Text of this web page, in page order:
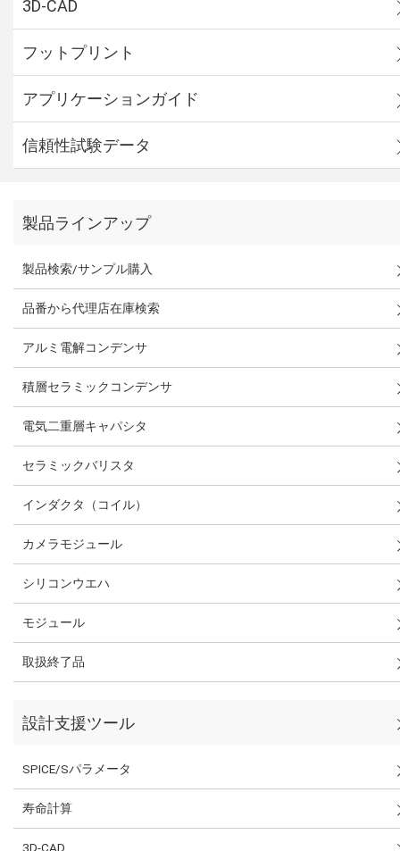
3D-CAD
フットプリント
アプリケーションガイド
信頼性試験データ
製品ラインアップ
製品検索/サンプル購入
品番から代理店在庫検索
アルミ電解コンデンサ
積層セラミックコンデンサ
電気二重層キャパシタ
セラミックバリスタ
インダクタ（コイル）
カメラモジュール
シリコンウエハ
モジュール
取扱終了品
設計支援ツール
SPICE/Sパラメータ
寿命計算
3D-CAD